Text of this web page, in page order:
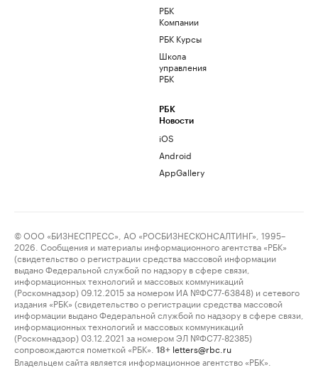
РБК
Компании
РБК Курсы
Школа
управления
РБК
РБК
Новости
iOS
Android
AppGallery
© ООО «БИЗНЕСПРЕСС», АО «РОСБИЗНЕСКОНСАЛТИНГ», 1995–
2026. Сообщения и материалы информационного агентства «РБК»
(свидетельство о регистрации средства массовой информации
выдано Федеральной службой по надзору в сфере связи,
информационных технологий и массовых коммуникаций
(Роскомнадзор) 09.12.2015 за номером ИА №ФС77-63848) и сетевого
издания «РБК» (свидетельство о регистрации средства массовой
информации выдано Федеральной службой по надзору в сфере связи,
информационных технологий и массовых коммуникаций
(Роскомнадзор) 03.12.2021 за номером ЭЛ №ФС77-82385)
сопровождаются пометкой «РБК».
18+ letters@rbc.ru
Владельцем сайта является информационное агентство «РБК».